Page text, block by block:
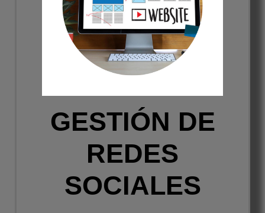
GESTIÓN DE
REDES
SOCIALES